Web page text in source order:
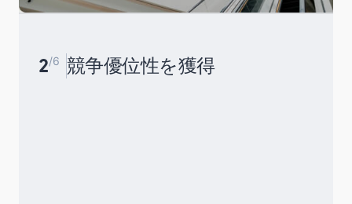
2/6 競争優位性を獲得